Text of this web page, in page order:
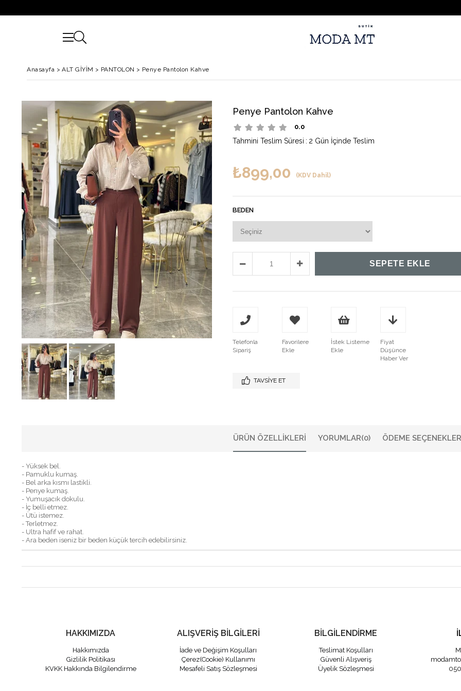
Anasayfa > ALT GİYİM > PANTOLON > Penye Pantolon Kahve
Penye Pantolon Kahve
0.0
Tahmini Teslim Süresi : 2 Gün İçinde Teslim
₺899,00 (KDV Dahil)
BEDEN
Telefonla
Sipariş
Favorilere
Ekle
İstek Listeme
Ekle
Fiyat
Düşünce
Haber Ver
TAVSIYE ET
ÜRÜN ÖZELLIKLERI YORUMLAR(0) ÖDEME
- Yüksek bel.
- Pamuklu kumaş.
- Bel arka kısmı lastikli.
- Penye kumaş.
- Yumuşacık dokulu.
- İç belli etmez.
- Ütü istemez.
- Terletmez.
- Ultra hafif ve rahat.
- Ara beden iseniz bir beden küçük tercih edebilirsiniz.
HAKKIMIZDA
Hakkımızda
Gizlilik Politikası
KVKK Hakkında Bilgilendirme
ALIŞVERİŞ BİLGİLERİ
İade ve Değişim Koşulları
Çerez(Cookie) Kullanımı
Mesafeli Satış Sözleşmesi
BİLGİLENDİRME
Teslimat Koşulları
Güvenli Alışveriş
Üyelik Sözleşmesi